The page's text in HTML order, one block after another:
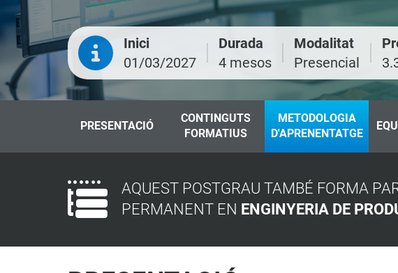
Inici
01/03/2027
Durada
4 mesos
Modalitat
Presencial
PRESENTACIÓ
CONTINGUTS
FORMATIUS
METODOLOGIA
D'APRENENTATGE
AQUEST POSTGRAU TAMBÉ FORMA
PERMANENT EN ENGINYERIA DE